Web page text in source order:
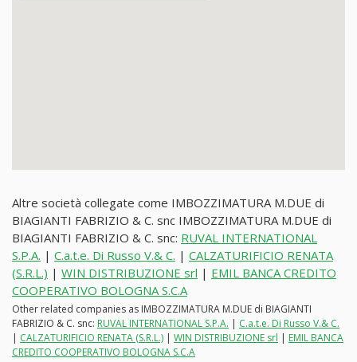
Altre società collegate come IMBOZZIMATURA M.DUE di
BIAGIANTI FABRIZIO & C. snc IMBOZZIMATURA M.DUE di
BIAGIANTI FABRIZIO & C. snc: RUVAL INTERNATIONAL
S.P.A. | C.a.t.e. Di Russo V.& C. | CALZATURIFICIO RENATA
(S.R.L.) | WIN DISTRIBUZIONE srl | EMIL BANCA CREDITO
COOPERATIVO BOLOGNA S.C.A
Other related companies as IMBOZZIMATURA M.DUE di BIAGIANTI
FABRIZIO & C. snc: RUVAL INTERNATIONAL S.P.A. | C.a.t.e. Di Russo V.& C.
| CALZATURIFICIO RENATA (S.R.L.) | WIN DISTRIBUZIONE srl | EMIL BANCA
CREDITO COOPERATIVO BOLOGNA S.C.A